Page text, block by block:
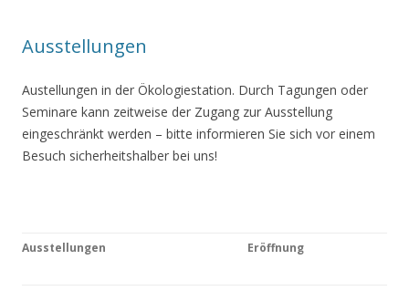
Ausstellungen
Austellungen in der Ökologiestation. Durch Tagungen oder
Seminare kann zeitweise der Zugang zur Ausstellung
eingeschränkt werden – bitte informieren Sie sich vor einem
Besuch sicherheitshalber bei uns!
Ausstellungen Eröffnung